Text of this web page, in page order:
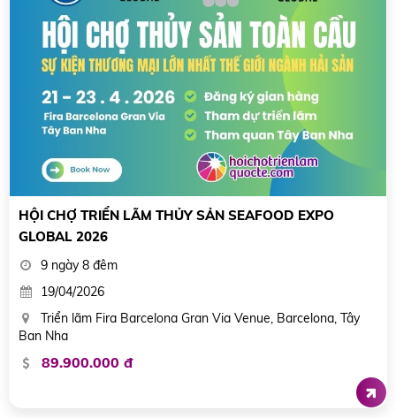
HỘI CHỢ TRIỂN LÃM THỦY SẢN SEAFOOD EXPO
GLOBAL 2026
9 ngày 8 đêm
19/04/2026
Triển lãm Fira Barcelona Gran Via Venue, Barcelona, Tây
Ban Nha
89.900.000 đ